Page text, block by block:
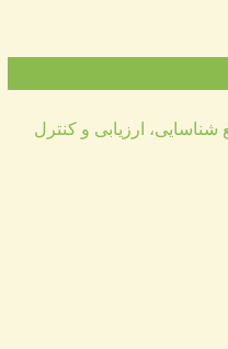
ارزیابی و کنترل